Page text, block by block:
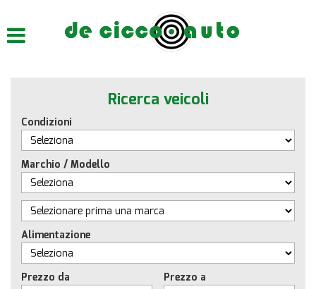
ACQUISTIAMO USATO
ASSISTENZA
CONTATTI
Ricerca veicoli
Condizioni
Marchio / Modello
Alimentazione
Prezzo da Prezzo a